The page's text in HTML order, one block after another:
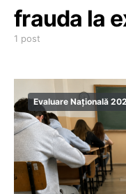
frauda la
1 post
Evaluare Națională